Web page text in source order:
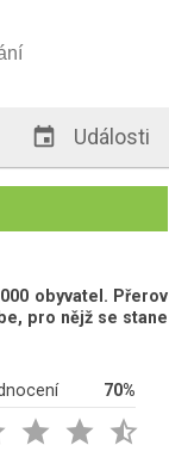
 Události
obyvatel. Přerov
pro nějž se stane
70%
  